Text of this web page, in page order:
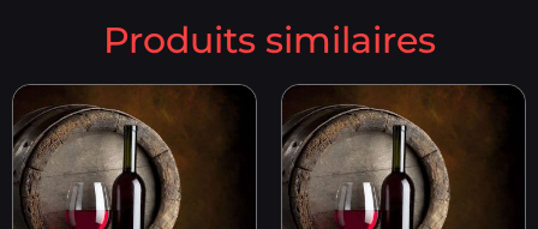
Produits similaires